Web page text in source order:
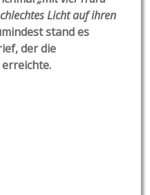
Licht auf ihren
stand es
der die